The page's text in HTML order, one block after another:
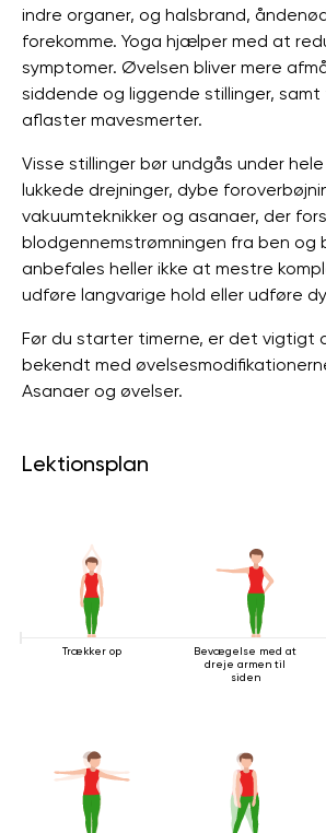
indre organer, og halsbrand,
forekomme. Yoga hjælper med at
symptomer. Øvelsen bliver mere
siddende og liggende stillinger, samt
aflaster mavesmerter.
Visse stillinger bør undgås under
lukkede drejninger, dybe
vakuumteknikker og asanaer, der
blodgennemstrømningen fra ben og
anbefales heller ikke at mestre
udføre langvarige hold eller udføre
Før du starter timerne, er det vigtigt
bekendt med
Asanaer og øvelser.
Lektionsplan
Trækker op
Bevægelse med at
dreje armen til
siden